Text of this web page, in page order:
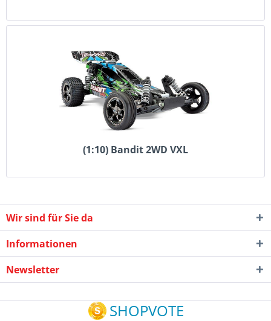
(1:10) Bandit 2WD VXL
Wir sind für Sie da
Informationen
Newsletter